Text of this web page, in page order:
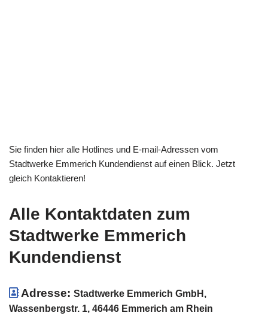
Sie finden hier alle Hotlines und E-mail-Adressen vom
Stadtwerke Emmerich Kundendienst auf einen Blick. Jetzt
gleich Kontaktieren!
Alle Kontaktdaten zum
Stadtwerke Emmerich
Kundendienst
Adresse: Stadtwerke Emmerich GmbH,
Wassenbergstr. 1, 46446 Emmerich am Rhein